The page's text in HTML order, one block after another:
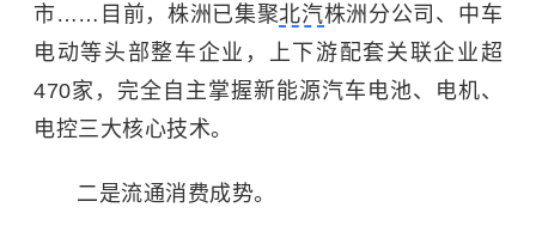
市……目前，株洲已集聚北汽株洲分公司、中车
电动等头部整车企业，上下游配套关联企业超
470家，完全自主掌握新能源汽车电池、电机、
电控三大核心技术。
二是流通消费成势。